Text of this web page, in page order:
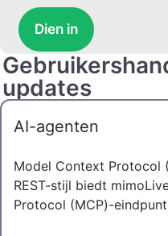
Dien in
updates
AI-agenten
Model Context Protocol
REST-stijl biedt
Protocol (MCP)-